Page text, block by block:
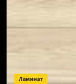
Ламинат